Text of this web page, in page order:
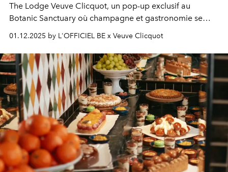
The Lodge Veuve Clicquot, un pop-up exclusif au
Botanic Sanctuary où champagne et gastronomie se
01.12.2025 by L'OFFICIEL BE x Veuve Clicquot